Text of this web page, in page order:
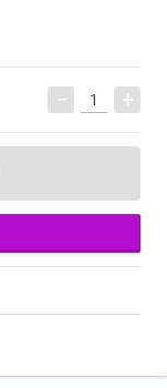
− +